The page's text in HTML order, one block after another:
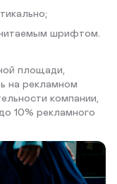
шрифтом.
площади,
на рекламном
компании,
10% рекламного